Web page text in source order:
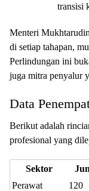
transisi
Menteri
di setiap tahapan,
Perlindungan ini
juga mitra penyalur
Data
Berikut adalah
profesional yang
Sektor
Perawat
120